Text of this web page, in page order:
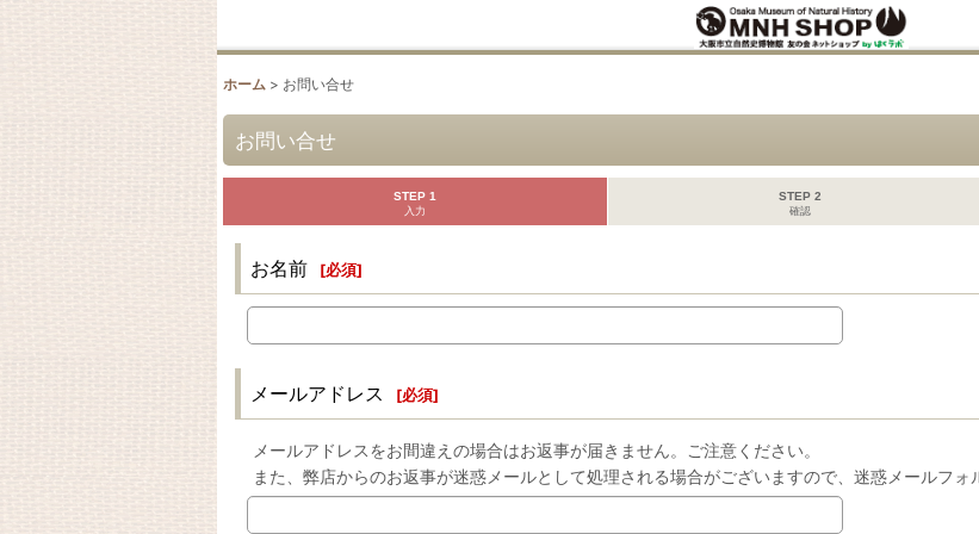
ホーム > お問い合せ
お問い合せ
STEP 1
入力
STEP 2
確認
お名前 [必須]
メールアドレス [必須]
メールアドレスをお間違えの場合はお返事が届きません。ご注意ください。
また、弊店からのお返事が迷惑メールとして処理される場合がございますので、迷惑メールフォ